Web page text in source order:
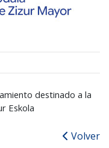
destinado a la
Eskola
Volver